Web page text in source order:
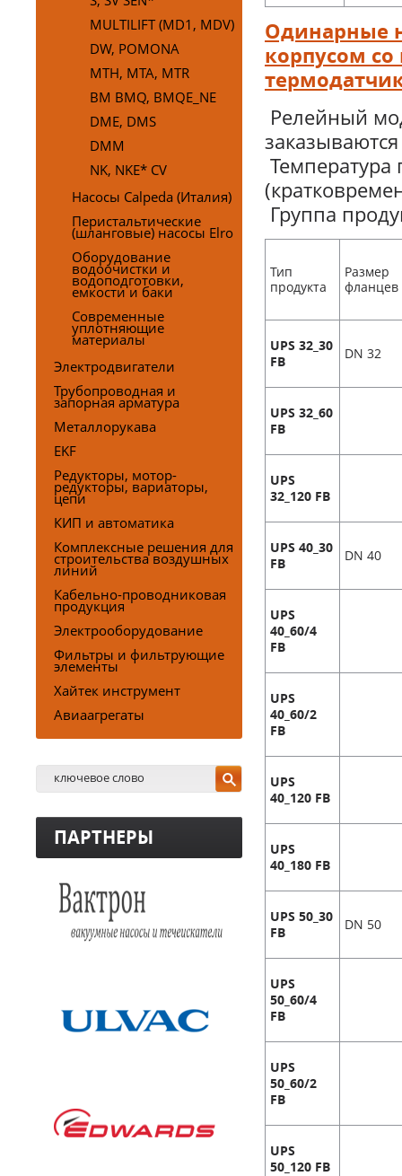
Одинарные
корпусом
Релейный
Температура
Группа
Тип
продукта
Размер
фланцев
UPS 32_30
FB
DN 32
UPS 32_60
FB
UPS
32_120 FB
UPS 40_30
FB
DN 40
UPS
40_60/4
FB
UPS
40_60/2
FB
UPS
40_120 FB
UPS
40_180 FB
UPS 50_30
FB
DN 50
UPS
50_60/4
FB
UPS
50_60/2
FB
UPS
50_120 FB
MULTILIFT (MD1, MDV)
DW, POMONA
MTH, MTA, MTR
BM BMQ, BMQE_NE
DME, DMS
DMM
NK, NKE* CV
Насосы Calpeda (Италия)
Перистальтические
(шланговые) насосы Elro
Оборудование
водоочистки и
водоподготовки,
емкости и баки
Современные
уплотняющие
материалы
Электродвигатели
Трубопроводная и
запорная арматура
Металлорукава
EKF
Редукторы, мотор-
редукторы, вариаторы,
цепи
КИП и автоматика
Комплексные решения для
строительства воздушных
линий
Кабельно-проводниковая
продукция
Электрооборудование
Фильтры и фильтрующие
элементы
Хайтек инструмент
Авиаагрегаты
ПАРТНЕРЫ